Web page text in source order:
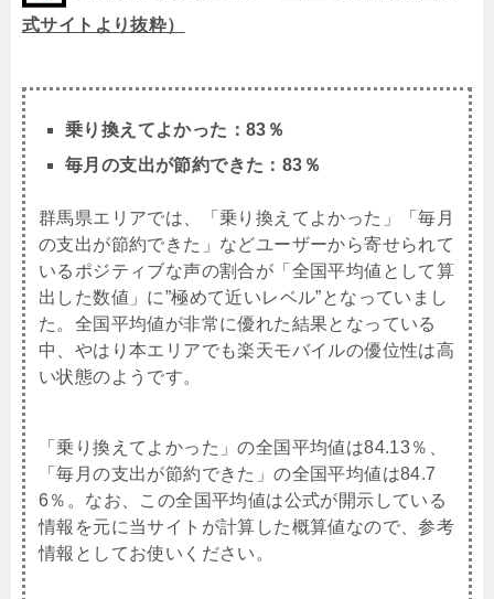
式サイトより抜粋）
乗り換えてよかった：83％
毎月の支出が節約できた：83％
群馬県エリアでは、「乗り換えてよかった」「毎月
の支出が節約できた」などユーザーから寄せられて
いるポジティブな声の割合が「全国平均値として算
出した数値」に”極めて近いレベル”となっていまし
た。全国平均値が非常に優れた結果となっている
中、やはり本エリアでも楽天モバイルの優位性は高
い状態のようです。
「乗り換えてよかった」の全国平均値は84.13％、
「毎月の支出が節約できた」の全国平均値は84.7
6％。なお、この全国平均値は公式が開示している
情報を元に当サイトが計算した概算値なので、参考
情報としてお使いください。